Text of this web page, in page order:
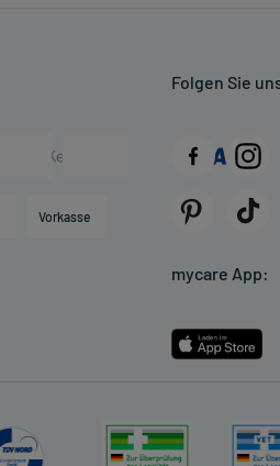
Vorkasse
Folgen Sie
mycare App: